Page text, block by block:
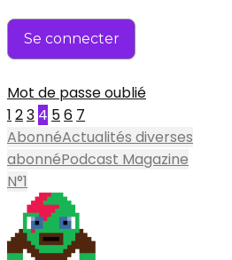
Mot de passe oublié
1 23 4 56 7
AbonnéActualités diverses
abonnéPodcast Magazine
N°1